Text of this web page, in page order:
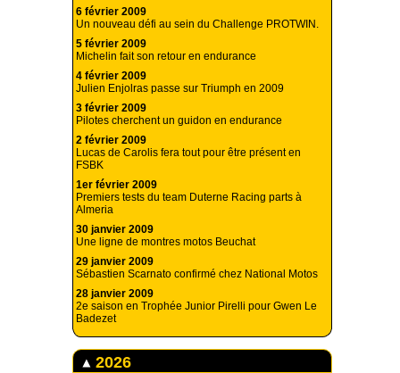
6 février 2009
Un nouveau défi au sein du Challenge PROTWIN.
5 février 2009
Michelin fait son retour en endurance
4 février 2009
Julien Enjolras passe sur Triumph en 2009
3 février 2009
Pilotes cherchent un guidon en endurance
2 février 2009
Lucas de Carolis fera tout pour être présent en
FSBK
1er février 2009
Premiers tests du team Duterne Racing parts à
Almeria
30 janvier 2009
Une ligne de montres motos Beuchat
29 janvier 2009
Sébastien Scarnato confirmé chez National Motos
28 janvier 2009
2e saison en Trophée Junior Pirelli pour Gwen Le
Badezet
2026